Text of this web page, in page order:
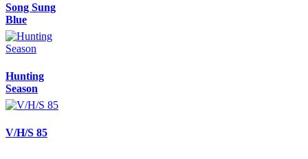
Song Sung
Blue
Hunting
Season
V/H/S 85